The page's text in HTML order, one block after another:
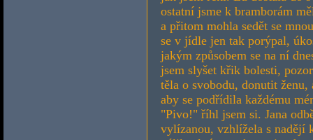
ostatní jsme k bramborám
a přitom mohla sedět se
se v jídle jen tak porýpal,
jakým způsobem se na ní
jsem slyšet křik bolesti,
těla o svobodu, donutit
aby se podřídila každému
"Pivo!" říhl jsem si. Jana
vylízanou, vzhlížela s nadějí